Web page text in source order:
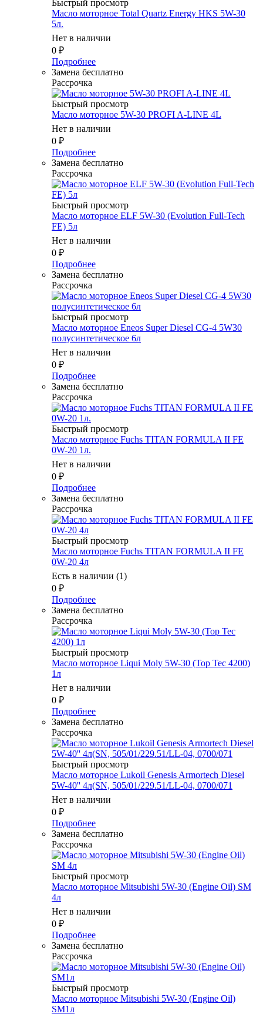
Быстрый просмотр
Масло мотоpное Total Quartz Energy HKS 5W-30
5л.
Нет в наличии
0 ₽
Подробнее
Замена бесплатно
Рассрочка
Быстрый просмотр
Масло моторное 5W-30 PROFI A-LINE 4L
Нет в наличии
0 ₽
Подробнее
Замена бесплатно
Рассрочка
Быстрый просмотр
Масло моторное ELF 5W-30 (Evolution Full-Tech
FE) 5л
Нет в наличии
0 ₽
Подробнее
Замена бесплатно
Рассрочка
Быстрый просмотр
Масло моторное Eneos Super Diesel CG-4 5W30
полусинтетическое 6л
Нет в наличии
0 ₽
Подробнее
Замена бесплатно
Рассрочка
Быстрый просмотр
Масло моторное Fuchs TITAN FORMULA II FE
0W-20 1л.
Нет в наличии
0 ₽
Подробнее
Замена бесплатно
Рассрочка
Быстрый просмотр
Масло моторное Fuchs TITAN FORMULA II FE
0W-20 4л
Есть в наличии (1)
0 ₽
Подробнее
Замена бесплатно
Рассрочка
Быстрый просмотр
Масло моторное Liqui Moly 5W-30 (Top Tec 4200)
1л
Нет в наличии
0 ₽
Подробнее
Замена бесплатно
Рассрочка
Быстрый просмотр
Масло моторное Lukoil Genesis Armortech Diesel
5W-40'' 4л(SN, 505/01/229.51/LL-04, 0700/071
Нет в наличии
0 ₽
Подробнее
Замена бесплатно
Рассрочка
Быстрый просмотр
Масло моторное Mitsubishi 5W-30 (Engine Oil) SM
4л
Нет в наличии
0 ₽
Подробнее
Замена бесплатно
Рассрочка
Быстрый просмотр
Масло моторное Mitsubishi 5W-30 (Engine Oil)
SM1л